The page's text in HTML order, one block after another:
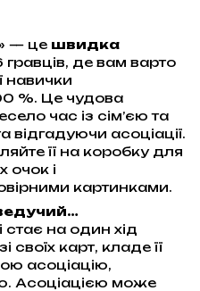
— це швидка
гравців, де вам варто
навички
%. Це чудова
час із сім’єю та
асоціації.
її на коробку для
очок і
картинками.
на один хід
своїх карт, кладе її
асоціацію,
Асоціацією може